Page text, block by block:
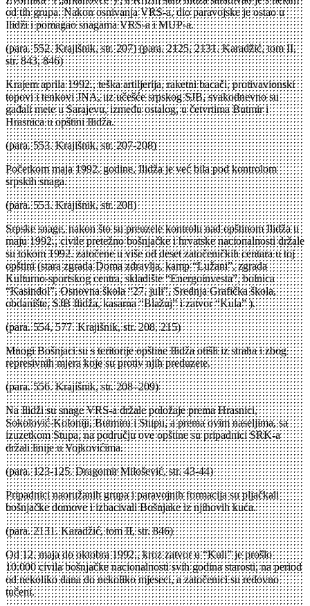
od tih grupa. Nakon osnivanja VRS-a, dio paravojske je ostao u
Ilidži i pomagao snagama VRS-a i MUP-a.
(para. 552. Krajišnik, str. 207) (para. 2125, 2131. Karadžić, tom II,
str. 843, 846)
Krajem aprila 1992., teška artiljerija, raketni bacači, protivavionski
topovi i tenkovi JNA, uz učešće srpskog SJB, svakodnevno su
gađali mete u Sarajevu, između ostalog, u četvrtima Butmir i
Hrasnica u opštini Ilidža.
(para. 553. Krajišnik, str. 207-208)
Početkom maja 1992. godine, Ilidža je već bila pod kontrolom
srpskih snaga.
(para. 553. Krajišnik, str. 208)
Srpske snage, nakon što su preuzele kontrolu nad opštinom Ilidža u
maju 1992., civile pretežno bošnjačke i hrvatske nacionalnosti držale
su tokom 1992. zatočene u više od deset zatočeničkih centara u toj
opštini (stara zgrada Doma zdravlja, kamp “Lužani”, zgrada
Kulturno-sportskog centra, skladište “Energoinvesta”, bolnica
“Kasindol”, Osnovna škola “27. juli”, Srednja Grafička škola,
obdanište, SJB Ilidža, kasarna “Blažuj” i zatvor “Kula” ).
(para. 554, 577. Krajišnik, str. 208, 215)
Mnogi Bošnjaci su s teritorije opštine Ilidža otišli iz straha i zbog
represivnih mjera koje su protiv njih preduzete.
(para. 556. Krajišnik, str. 208–209)
Na Ilidži su snage VRS-a držale položaje prema Hrasnici,
Sokolović-Koloniji, Butmiru i Stupu, a prema ovim naseljima, sa
izuzetkom Stupa, na području ove opštine su pripadnici SRK-a
držali linije u Vojkovićima.
(para. 123-125. Dragomir Milošević, str. 43-44)
Pripadnici naoružanih grupa i paravojnih formacija su pljačkali
bošnjačke domove i izbacivali Bošnjake iz njihovih kuća.
(para. 2131. Karadžić, tom II, str. 846)
Od 12. maja do oktobra 1992., kroz zatvor u “Kuli” je prošlo
10.000 civila bošnjačke nacionalnosti svih godina starosti, na period
od nekoliko dana do nekoliko mjeseci, a zatočenici su redovno
tučeni.